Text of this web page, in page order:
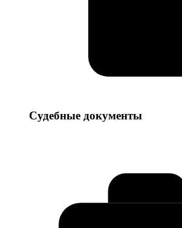
Судебные
Судебные документы